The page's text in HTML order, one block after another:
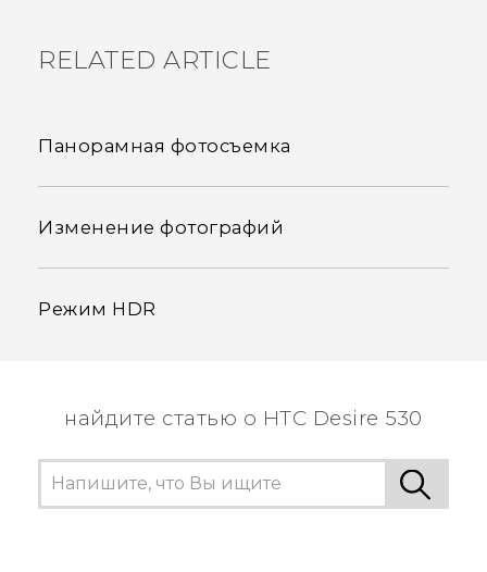
RELATED ARTICLE
Панорамная фотосъемка
Изменение фотографий
Режим HDR
найдите статью о HTC Desire 530